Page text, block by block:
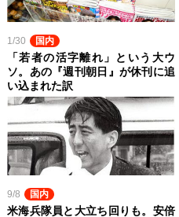
1/30 国内
「若者の活字離れ」という大ウ
ソ。あの『週刊朝日』が休刊に追
い込まれた訳
9/8 国内
米海兵隊員と大立ち回りも。安倍